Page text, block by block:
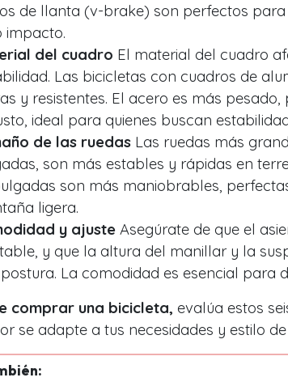
de llanta (v-brake) son perfectos
impacto.
del cuadro El material del cuadro
Las bicicletas con cuadros de
y resistentes. El acero es más
ideal para quienes buscan
de las ruedas Las ruedas más
son más estables y rápidas en
son más maniobrables,
ligera.
y ajuste Asegúrate de que el
y que la altura del manillar y la
La comodidad es esencial para
comprar una bicicleta, evalúa estos
se adapte a tus necesidades y estilo de